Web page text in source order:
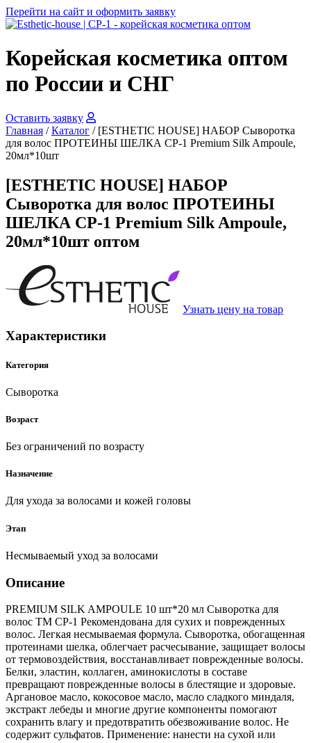
Перейти на сайт и оформить заявку
Корейская косметика оптом
по России и СНГ
Оставить заявку
Главная /Каталог / [ESTHETIC HOUSE] НАБОР Сыворотка
для волос ПРОТЕИНЫ ШЕЛКА CP-1 Premium Silk Ampoule,
20мл*10шт
[ESTHETIC HOUSE] НАБОР
Сыворотка для волос ПРОТЕИНЫ
ШЕЛКА CP-1 Premium Silk Ampoule,
20мл*10шт оптом
Узнать цену на товар
Характеристики
Категория
Сыворотка
Возраст
Без ограничений по возрасту
Назначение
Для ухода за волосами и кожей головы
Этап
Несмываемый уход за волосами
Описание
PREMIUM SILK AMPOULE 10 шт*20 мл Сыворотка для
волос ТМ СР-1 Рекомендована для сухих и поврежденных
волос. Легкая несмываемая формула. Сыворотка, обогащенная
протеинами шелка, облегчает расчесывание, защищает волосы
от термовоздействия, восстанавливает поврежденные волосы.
Белки, эластин, коллаген, аминокислоты в составе
превращают поврежденные волосы в блестящие и здоровые.
Аргановое масло, кокосовое масло, масло сладкого миндаля,
экстракт лебеды и многие другие компоненты помогают
сохранить влагу и предотвратить обезвоживание волос. Не
содержит сульфатов. Применение: нанести на сухой или